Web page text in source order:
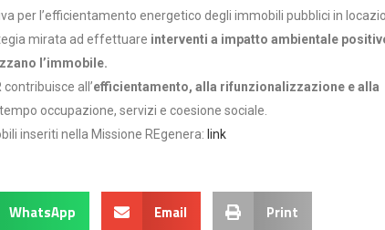
per l’efficientamento energetico degli immobili pubblici in
mirata ad effettuare interventi a impatto ambientale
l’immobile.
all’efficientamento, alla rifunzionalizzazione e alla
occupazione, servizi e coesione sociale.
inseriti nella Missione REgenera: link
WhatsApp Email Print